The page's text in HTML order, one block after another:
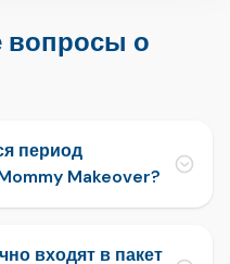
вопросы о
период
Makeover?
входят в пакет